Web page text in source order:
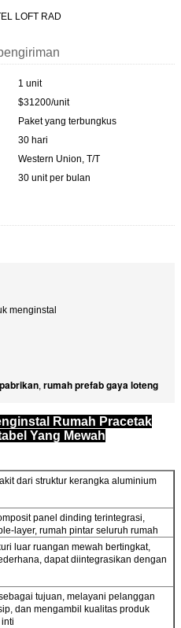
LOFT RAD
1 unit
$31200/unit
Paket yang terbungkus
30 hari
Western Union, T/T
30 unit per bulan
menginstal
, rumah prefab gaya loteng
Rumah Pracetak
Yang Mewah
dari struktur kerangka aluminium
panel dinding terintegrasi,
layer, rumah pintar seluruh rumah
luar ruangan mewah bertingkat,
dapat diintegrasikan dengan
tujuan, melayani pelanggan
dan mengambil kualitas produk